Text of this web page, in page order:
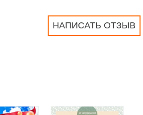
НАПИСАТЬ ОТЗЫВ